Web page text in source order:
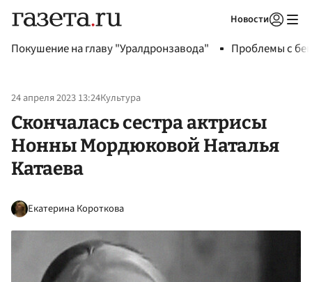
Новости
Покушение на главу "Уралдронзавода" Проблемы с
24 апреля 2023 13:24Культура
Скончалась сестра актрисы
Нонны Мордюковой Наталья
Катаева
Екатерина Короткова